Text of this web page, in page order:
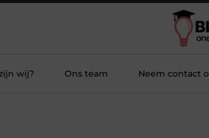
wij? Ons team Neem contact